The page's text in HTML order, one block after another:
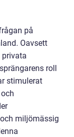
på
Oavsett
privata
roll
stimulerat
miljömässig